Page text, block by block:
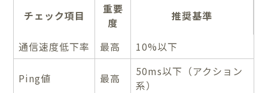
チェック項目
重要
度
推奨基準
通信速度低下率 最高 10%以下
Ping値 最高
50ms以下（アクション
系）